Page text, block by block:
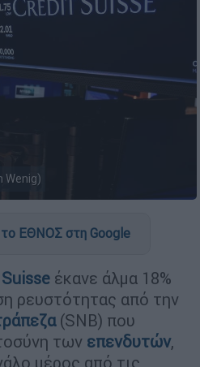
Wenig)
ΕΘΝΟΣ στη Google
έκανε άλμα 18%
ρευστότητας από την
(SNB) που
των επενδυτών,
μέρος από τις